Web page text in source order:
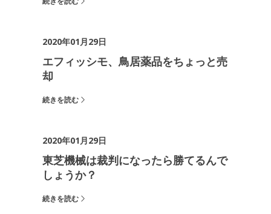
2020年01月29日
エフィッシモ、鳥居薬品をちょっと売
却
続きを読む
2020年01月29日
東芝機械は裁判になったら勝てるんで
しょうか？
続きを読む